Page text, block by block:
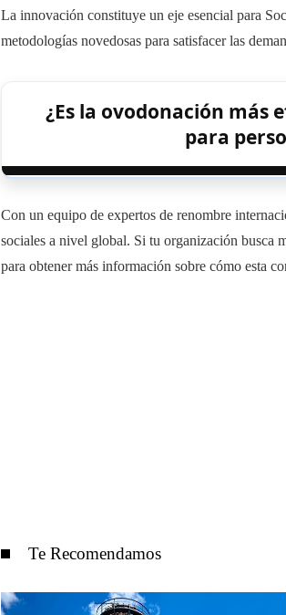
La innovación constituye un eje esencial para
metodologías novedosas para satisfacer las
¿Es la ovodonación
para
Con un equipo de expertos de renombre
sociales a nivel global. Si tu organización busca
para obtener más información sobre cómo esta
Te Recomendamos